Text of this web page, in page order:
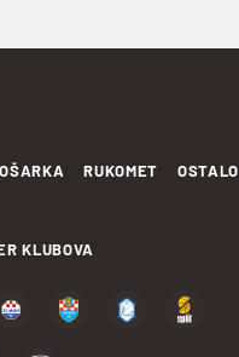
RUKOMET OSTALO
KLUBOVA